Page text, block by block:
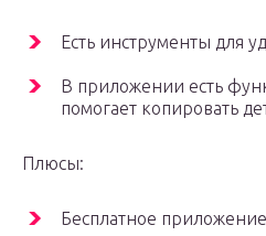
Есть инструменты для
В приложении есть
помогает копировать
Плюсы:
Бесплатное